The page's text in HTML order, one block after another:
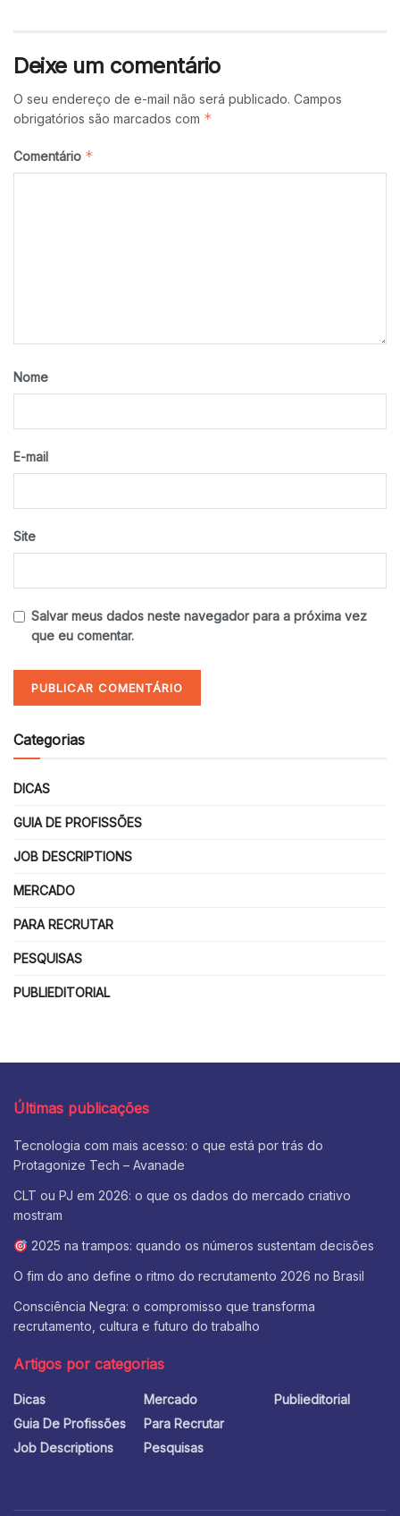
Deixe um comentário
O seu endereço de e-mail não será publicado. Campos
obrigatórios são marcados com *
Comentário *
Nome
E-mail
Site
Salvar meus dados neste navegador para a próxima vez
que eu comentar.
Categorias
DICAS
GUIA DE PROFISSÕES
JOB DESCRIPTIONS
MERCADO
PARA RECRUTAR
PESQUISAS
PUBLIEDITORIAL
Últimas publicações
Tecnologia com mais acesso: o que está por trás do
Protagonize Tech – Avanade
CLT ou PJ em 2026: o que os dados do mercado criativo
mostram
2025 na trampos: quando os números sustentam decisões
O fim do ano define o ritmo do recrutamento 2026 no Brasil
Consciência Negra: o compromisso que transforma
recrutamento, cultura e futuro do trabalho
Artigos por categorias
Dicas
Guia De Profissões
Job Descriptions
Mercado
Para Recrutar
Pesquisas
Publieditorial